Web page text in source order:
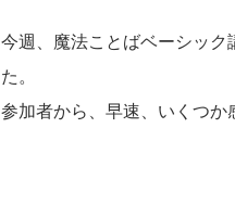
今週、魔法ことばベーシッ
た。
参加者から、早速、いくつか